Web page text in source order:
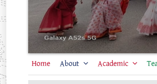
Home About Academic